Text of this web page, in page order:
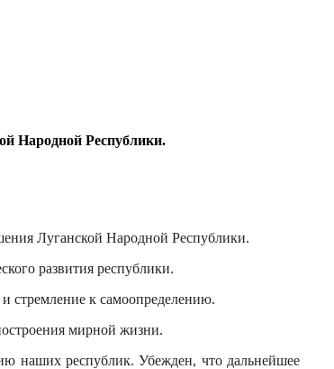
Народной Республики.
Луганской Народной Республики.
развития республики.
стремление к самоопределению.
мирной жизни.
наших республик. Убежден, что дальнейшее